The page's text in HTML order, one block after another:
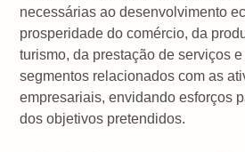
necessárias ao desenvolvimento
prosperidade do comércio, da
turismo, da prestação de serviços
segmentos relacionados com as
empresariais, envidando esforços
dos objetivos pretendidos.